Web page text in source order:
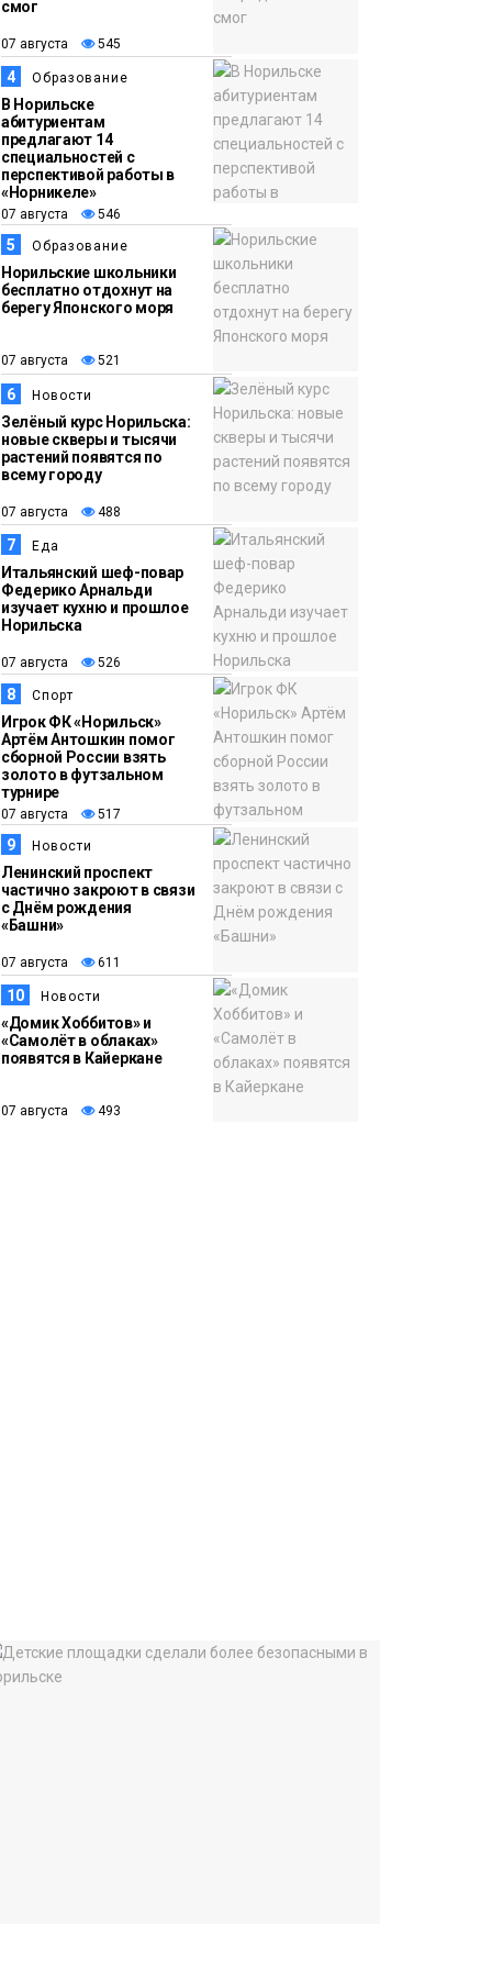
13:59
07 августа
Новости
«Домик Хоббитов» и
«Самолёт в облаках»
появятся в Кайеркане
смог
07 августа 545
4 Образование
В Норильске
абитуриентам
предлагают 14
специальностей с
перспективой работы в
«Норникеле»
07 августа 546
5 Образование
Норильские школьники
бесплатно отдохнут на
берегу Японского моря
07 августа 521
6 Новости
Зелёный курс Норильска:
новые скверы и тысячи
растений появятся по
всему городу
07 августа 488
7 Еда
Итальянский шеф-повар
Федерико Арнальди
изучает кухню и прошлое
Норильска
07 августа 526
8 Спорт
Игрок ФК «Норильск»
Артём Антошкин помог
сборной России взять
золото в футзальном
турнире
07 августа 517
9 Новости
Ленинский проспект
частично закроют в связи
с Днём рождения
«Башни»
07 августа 611
10 Новости
«Домик Хоббитов» и
«Самолёт в облаках»
появятся в Кайеркане
07 августа 493